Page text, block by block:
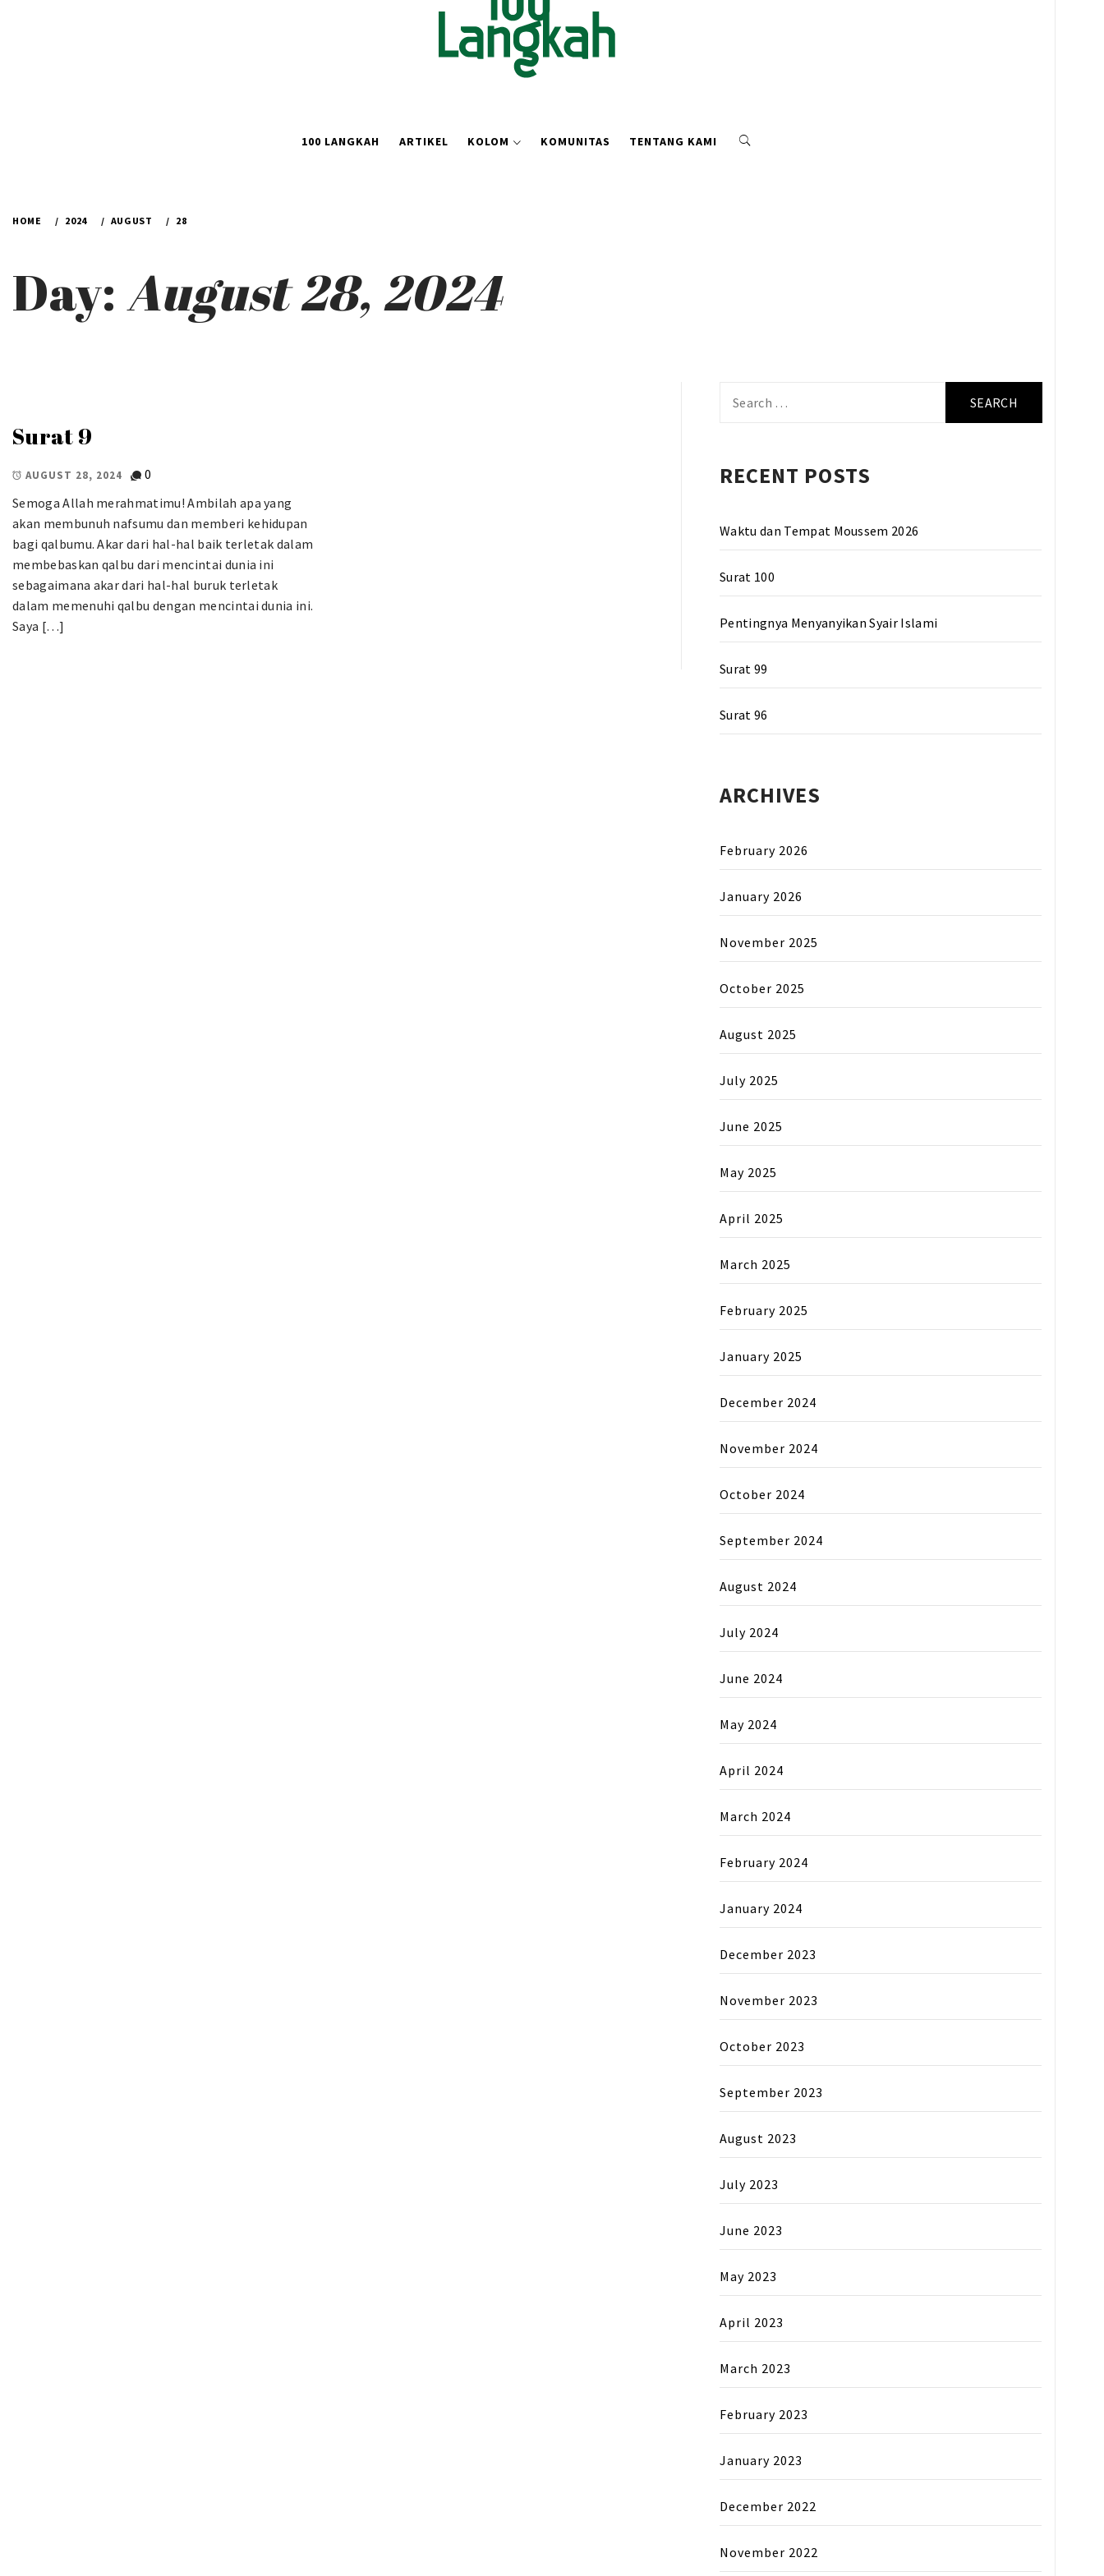
100 LANGKAH ARTIKEL KOLOM KOMUNITAS TENTANG KAMI
HOME 2024 AUGUST 28
Day: August 28, 2024
Surat 9
AUGUST 28, 2024
0
Semoga Allah merahmatimu! Ambilah apa yang
akan membunuh nafsumu dan memberi kehidupan
bagi qalbumu. Akar dari hal-hal baik terletak dalam
membebaskan qalbu dari mencintai dunia ini
sebagaimana akar dari hal-hal buruk terletak
dalam memenuhi qalbu dengan mencintai dunia ini.
Saya […]
for:
RECENT POSTS
Waktu dan Tempat Moussem 2026
Surat 100
Pentingnya Menyanyikan Syair Islami
Surat 99
Surat 96
ARCHIVES
February 2026
January 2026
November 2025
October 2025
August 2025
July 2025
June 2025
May 2025
April 2025
March 2025
February 2025
January 2025
December 2024
November 2024
October 2024
September 2024
August 2024
July 2024
June 2024
May 2024
April 2024
March 2024
February 2024
January 2024
December 2023
November 2023
October 2023
September 2023
August 2023
July 2023
June 2023
May 2023
April 2023
March 2023
February 2023
January 2023
December 2022
November 2022